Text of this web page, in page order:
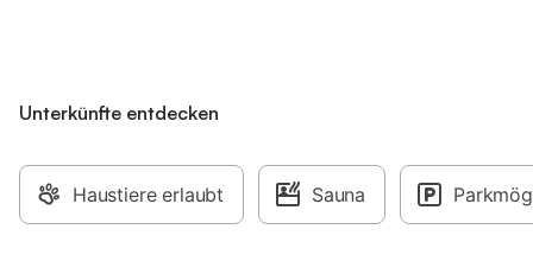
Unterkünfte entdecken
Haustiere erlaubt Sauna